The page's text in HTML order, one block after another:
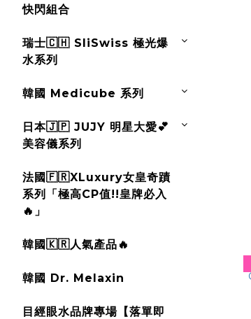
快閃組合
瑞士🇨🇭 SliSwiss 極光爆
水系列
韓國 Medicube 系列
日本🇯🇵 JUJY 明星大愛💕
美容儀系列
法國🇫🇷XLuxury女皇奇蹟
系列「極高CP值!!皇牌必入
🔥」
韓國🇰🇷人氣產品🔥
韓國 Dr. Melaxin
目經眼水品牌專場【落單即